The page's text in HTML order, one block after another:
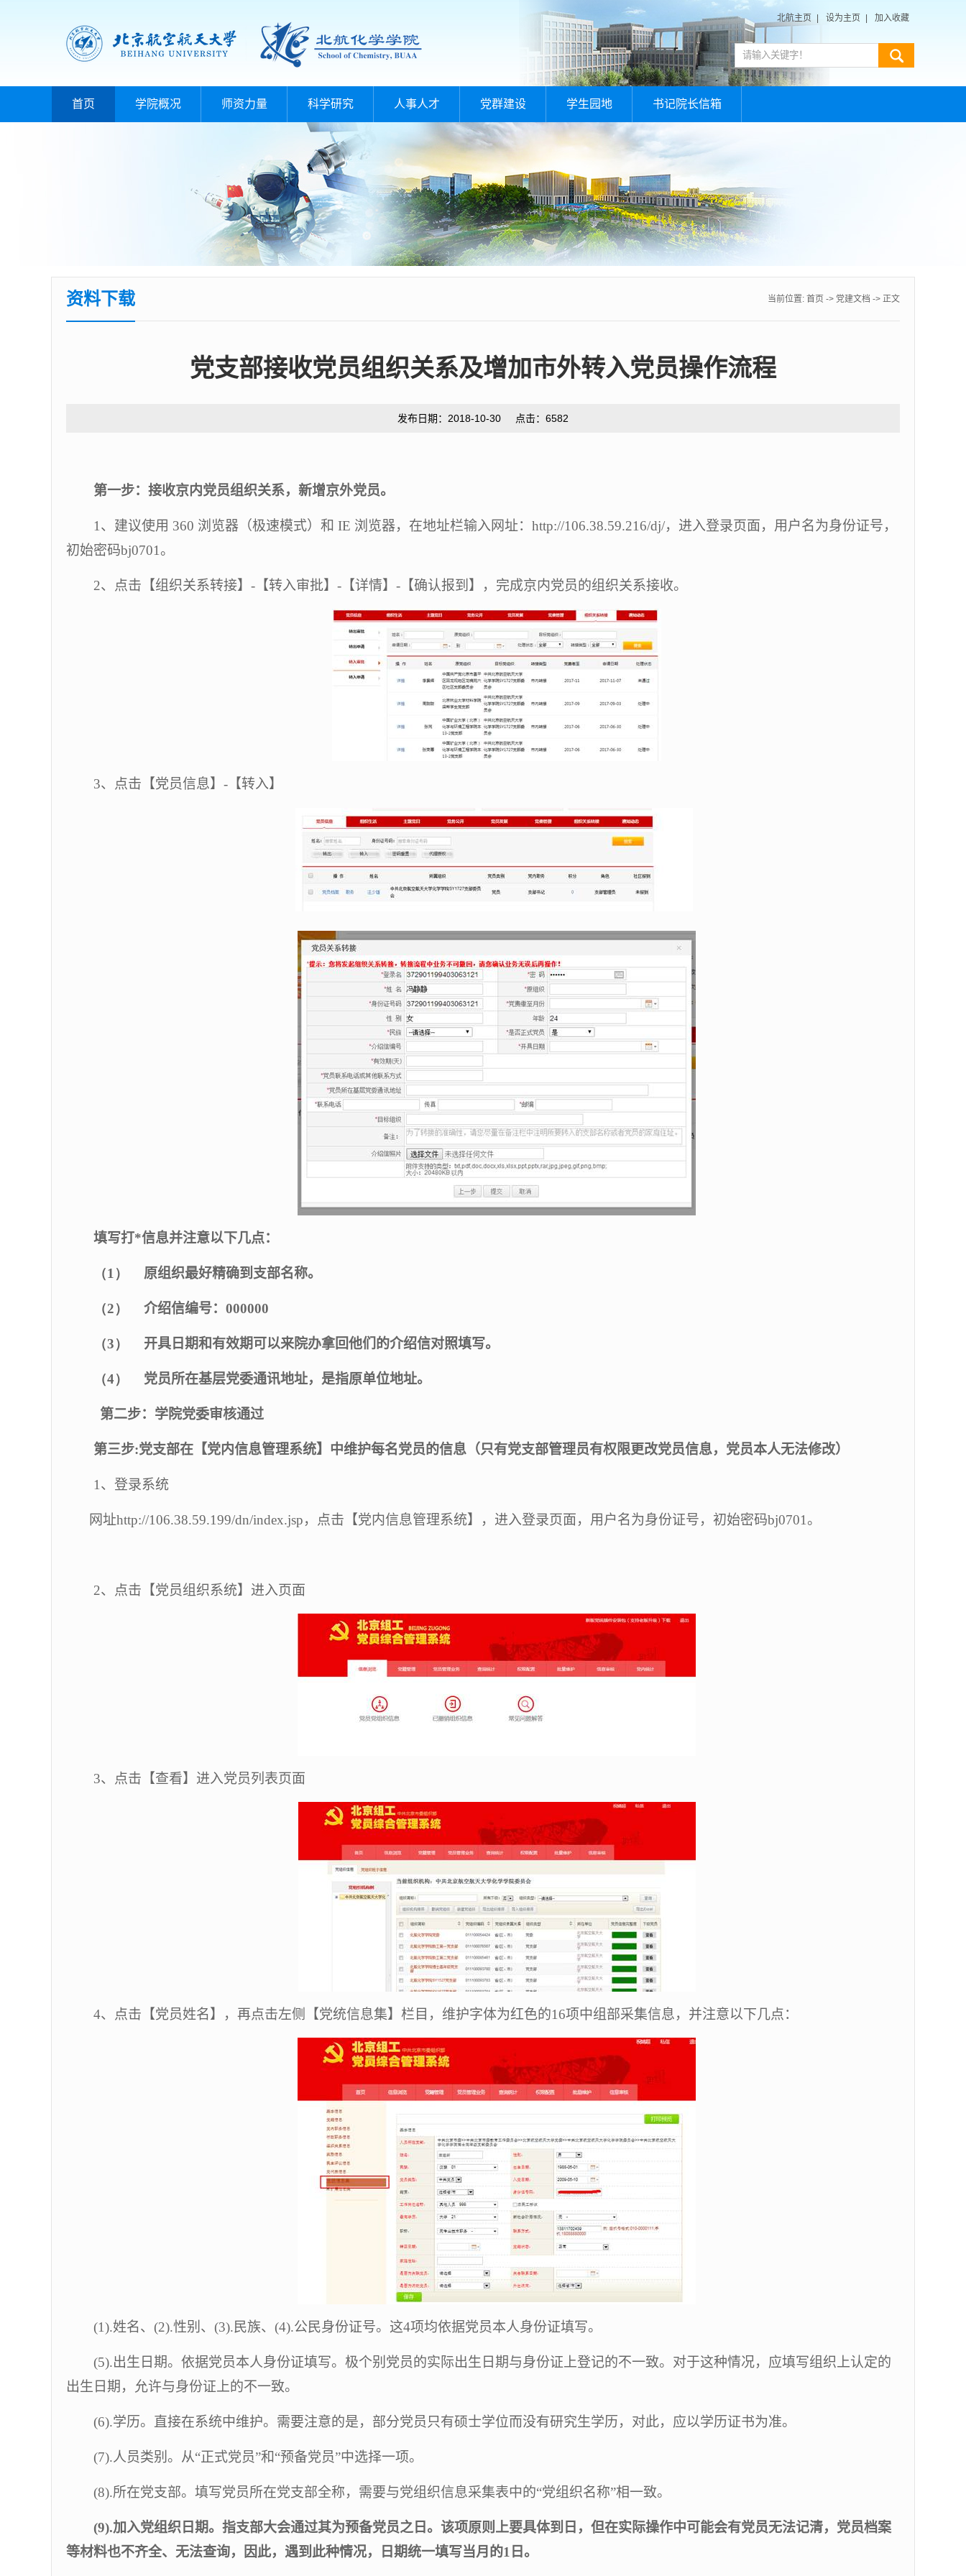
北航主页 设为主页 加入收藏
首页 学院概况 师资力量 科学研究 人事人才 党群建设 学生园地 书记院长信箱
资料下载 当前位置: 首页 -> 党建文档 -> 正文
党支部接收党员组织关系及增加市外转入党员操作流程
发布日期：2018-10-30 点击： 6582
第一步：接收京内党员组织关系，新增京外党员。
1 、建议使用 360 浏览器（极速模式）和 IE 浏览器，在地址栏输入网址： http://106.38.59.216/dj/，进入登录页面，用户名为身份证号，
初始密码bj0701 。
2、点击【组织关系转接】 - 【转入审批】 - 【详情】 - 【确认报到】，完成京内党员的组织关系接收。
3、点击【党员信息】 - 【转入】
填写打*信息并注意以下几点：
（1） 原组织最好精确到支部名称。
（2） 介绍信编号： 000000
（3） 开具日期和有效期可以来院办拿回他们的介绍信对照填写。
（4） 党员所在基层党委通讯地址，是指原单位地址。
第二步：学院党委审核通过
第三步:党支部在【党内信息管理系统】中维护每名党员的信息（只有党支部管理员有权限更改党员信息，党员本人无法修改）
1 、登录系统
网址http://106.38.59.199/dn/index.jsp，点击【党内信息管理系统】，进入登录页面，用户名为身份证号，初始密码bj0701 。
2、点击【党员组织系统】进入页面
3、点击【查看】进入党员列表页面
4、点击【党员姓名】，再点击左侧【党统信息集】栏目，维护字体为红色的16项中组部采集信息，并注意以下几点：
(1).姓名、 (2).性别、 (3).民族、 (4).公民身份证号。这4项均依据党员本人身份证填写。
(5).出生日期。依据党员本人身份证填写。极个别党员的实际出生日期与身份证上登记的不一致。对于这种情况，应填写组织上认定的
出生日期，允许与身份证上的不一致。
(6).学历。直接在系统中维护。需要注意的是，部分党员只有硕士学位而没有研究生学历，对此，应以学历证书为准。
(7).人员类别。从“正式党员”和“预备党员”中选择一项。
(8).所在党支部。填写党员所在党支部全称，需要与党组织信息采集表中的“党组织名称”相一致。
(9).加入党组织日期。指支部大会通过其为预备党员之日。该项原则上要具体到日，但在实际操作中可能会有党员无法记清，党员档案
等材料也不齐全、无法查询，因此，遇到此种情况，日期统一填写当月的1 日。